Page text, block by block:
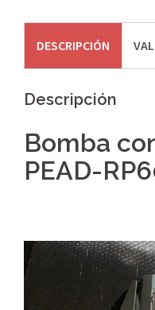
DESCRIPCIÓN
Descripción
Bomba
PEAD-